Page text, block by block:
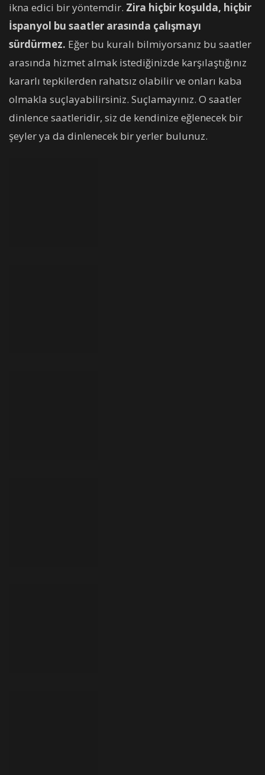
ikna edici bir yöntemdir. Zira hiçbir koşulda, hiçbir
İspanyol bu saatler arasında çalışmayı
sürdürmez. Eğer bu kuralı bilmiyorsanız bu saatler
arasında hizmet almak istediğinizde karşılaştığınız
kararlı tepkilerden rahatsız olabilir ve onları kaba
olmakla suçlayabilirsiniz. Suçlamayınız. O saatler
dinlence saatleridir, siz de kendinize eğlenecek bir
şeyler ya da dinlenecek bir yerler bulunuz.